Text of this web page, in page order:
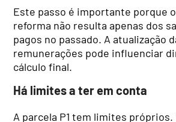
Este passo é importante porque
reforma não resulta apenas dos
pagos no passado. A atualização
remunerações pode influenciar
cálculo final.
Há limites a ter em conta
A parcela P1 tem limites